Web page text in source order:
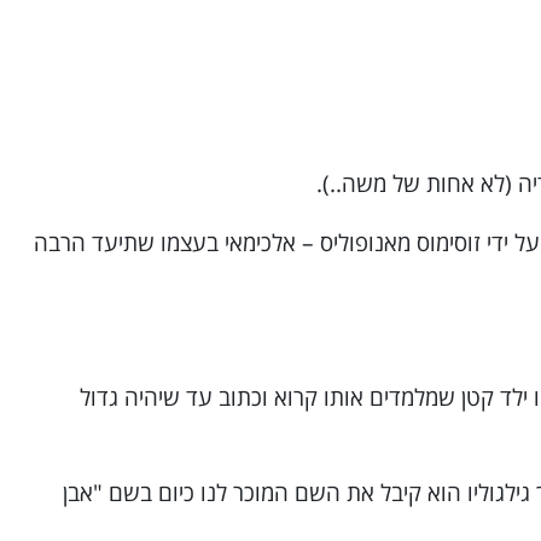
(לא אחות של משה..).
זוסימוס מאנופוליס – אלכימאי בעצמו שתיעד הרבה
קטן שמלמדים אותו קרוא וכתוב עד שיהיה גדול
הוא קיבל את השם המוכר לנו כיום בשם "אבן